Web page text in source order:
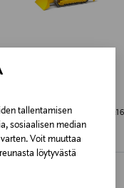
tallentamisen
sosiaalisen median
Voit muuttaa
löytyvästä
Caterpillar-telatraktori, 1:16
Price
€